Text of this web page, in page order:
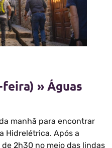
» Águas
manhã para encontrar
Hidrelétrica. Após a
2h30 no meio das lindas